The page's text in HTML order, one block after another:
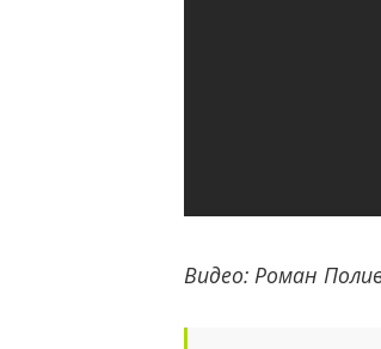
Видео: Роман